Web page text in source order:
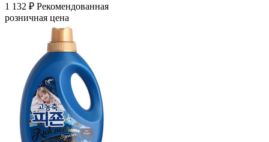
1 132 ₽ Рекомендованная
розничная цена